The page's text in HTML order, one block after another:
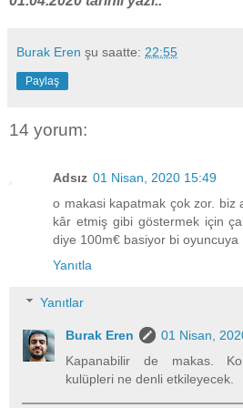
Burak Eren şu saatte: 22:55
Paylaş
14 yorum:
Adsız 01 Nisan, 2020 15:49
o makasi kapatmak çok zor. biz
kâr etmiş gibi göstermek için
diye 100m€ basiyor bi oyuncuya
Yanıtla
Yanıtlar
Burak Eren
01 Nisan,
Kapanabilir de makas.
kulüpleri ne denli etkileyecek.